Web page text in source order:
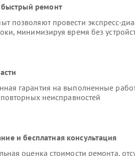
быстрый ремонт
позволяют провести экспресс-
минимизируя время без
гарантия на выполненные
неисправностей
и бесплатная консультация
оценка стоимости ремонта,